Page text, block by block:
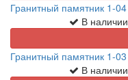
Гранитный памятник 1-04
В наличии
Гранитный памятник 1-03
В наличии